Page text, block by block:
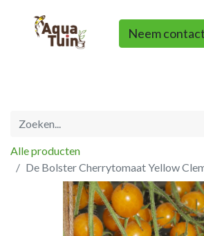
Neem
Alle producten
De Bolster Cherrytomaat Yellow